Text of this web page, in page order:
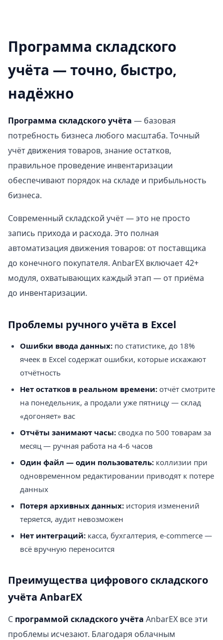
Программа складского
учёта — точно, быстро,
надёжно
Программа складского учёта — базовая
потребность бизнеса любого масштаба. Точный
учёт движения товаров, знание остатков,
правильное проведение инвентаризации
обеспечивают порядок на складе и прибыльность
бизнеса.
Современный складской учёт — это не просто
запись прихода и расхода. Это полная
автоматизация движения товаров: от поставщика
до конечного покупателя. AnbarEX включает 42+
модуля, охватывающих каждый этап — от приёма
до инвентаризации.
Проблемы ручного учёта в Excel
Ошибки ввода данных: по статистике, до 18%
ячеек в Excel содержат ошибки, которые искажают
отчётность
Нет остатков в реальном времени: отчёт смотрите
на понедельник, а продали уже пятницу — склад
«догоняет» вас
Отчёты занимают часы: сводка по 500 товарам за
месяц — ручная работа на 4-6 часов
Один файл — один пользователь: коллизии при
одновременном редактировании приводят к потере
данных
Потеря архивных данных: история изменений
теряется, аудит невозможен
Нет интеграций: касса, бухгалтерия, e-commerce —
всё вручную переносится
Преимущества цифрового складского
учёта AnbarEX
С программой складского учёта AnbarEX все эти
проблемы исчезают. Благодаря облачным